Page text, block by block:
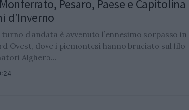
Pesaro, Paese e Capitolina
d’Inverno
turno d’andata è avvenuto l’ennesimo sorpasso in
Ovest, dove i piemontesi hanno bruciato sul filo
Alghero...